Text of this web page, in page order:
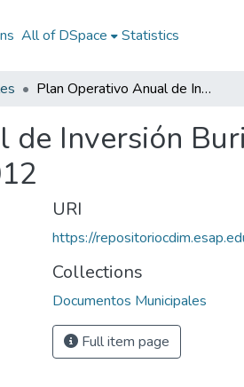
All of DSpace Statistics
Plan Operativo Anual de Inversión Buriticá Antioquia 2012: POAI Buriticá Antioquia 2012
de Inversión
URI
https://
Collections
Documentos Municipales
Full item page